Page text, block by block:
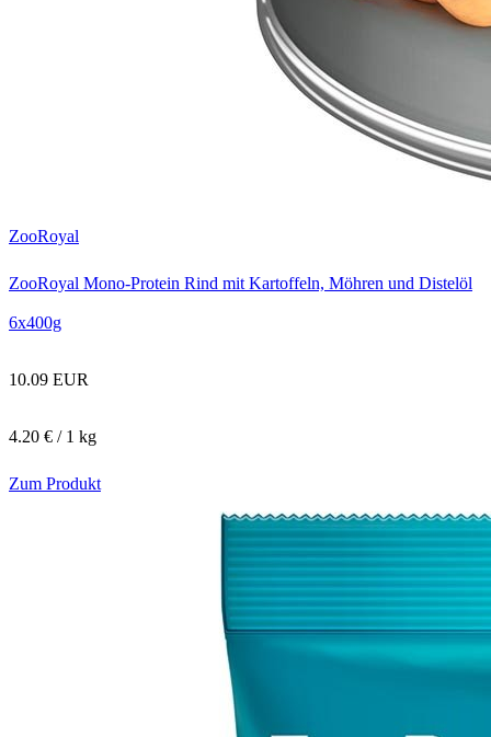
ZooRoyal
ZooRoyal Mono-Protein Rind mit Kartoffeln, Möhren und Distelöl
6x400g
10.09 EUR
4.20 € / 1 kg
Zum Produkt